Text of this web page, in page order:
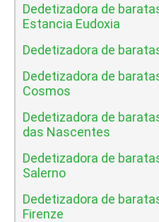
Dedetizadora de
Estancia Eudoxia
Dedetizadora de
Dedetizadora de
Cosmos
Dedetizadora de
das Nascentes
Dedetizadora de
Salerno
Dedetizadora de
Firenze